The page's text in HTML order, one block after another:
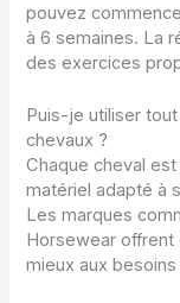
pouvez
à 6 semaines. La
des exercices
Puis-je utiliser
chevaux ?
Chaque cheval
matériel adapté à
Les marques
Horsewear offrent
mieux aux